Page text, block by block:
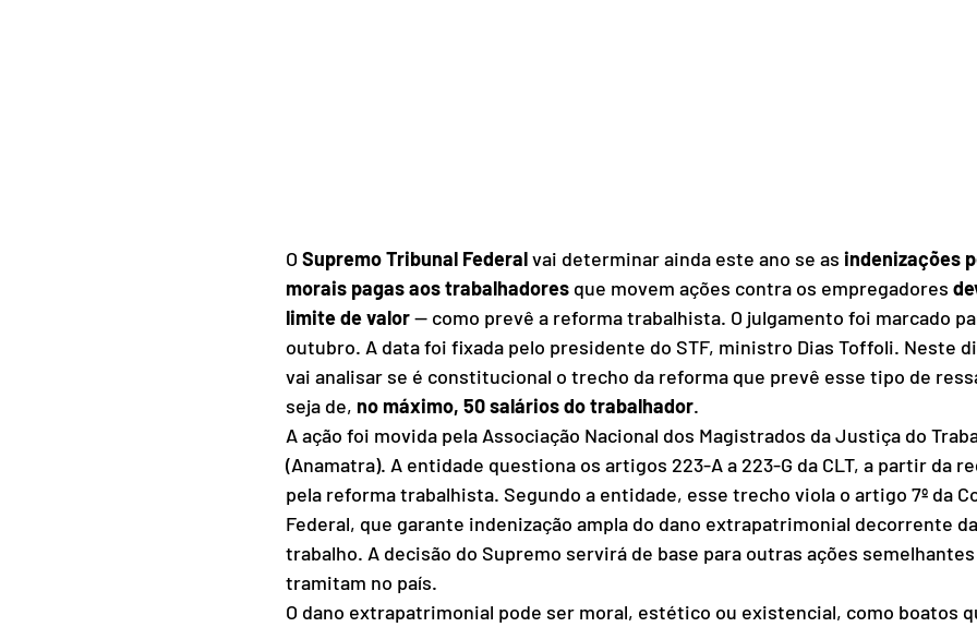
O Supremo Tribunal Federal vai determinar ainda este ano se as indenizações
morais pagas aos trabalhadores que movem ações contra os empregadores
limite de valor — como prevê a reforma trabalhista. O julgamento foi marcado
outubro. A data foi fixada pelo presidente do STF, ministro Dias Toffoli. Neste
vai analisar se é constitucional o trecho da reforma que prevê esse tipo de
seja de, no máximo, 50 salários do trabalhador.
A ação foi movida pela Associação Nacional dos Magistrados da Justiça do
(Anamatra). A entidade questiona os artigos 223-A a 223-G da CLT, a partir da
pela reforma trabalhista. Segundo a entidade, esse trecho viola o artigo 7º da
Federal, que garante indenização ampla do dano extrapatrimonial decorrente
trabalho. A decisão do Supremo servirá de base para outras ações
tramitam no país.
O dano extrapatrimonial pode ser moral, estético ou existencial, como boatos